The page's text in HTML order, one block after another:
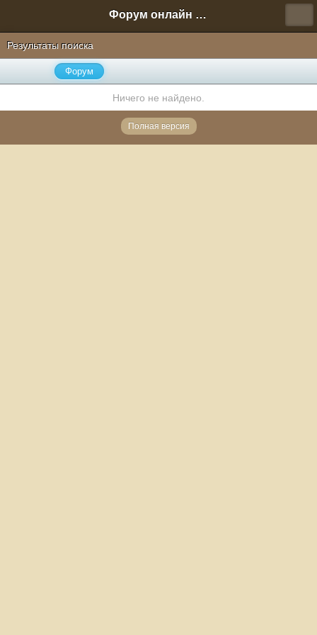
Форум онлайн игры "Новая Эра" (Нюра Биз)
Результаты поиска
Форум
Ничего не найдено.
Полная версия